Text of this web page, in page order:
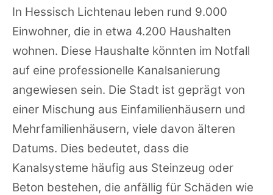
In Hessisch Lichtenau leben rund 9.000
Einwohner, die in etwa 4.200 Haushalten
wohnen. Diese Haushalte könnten im Notfall
auf eine professionelle Kanalsanierung
angewiesen sein. Die Stadt ist geprägt von
einer Mischung aus Einfamilienhäusern und
Mehrfamilienhäusern, viele davon älteren
Datums. Dies bedeutet, dass die
Kanalsysteme häufig aus Steinzeug oder
Beton bestehen, die anfällig für Schäden wie